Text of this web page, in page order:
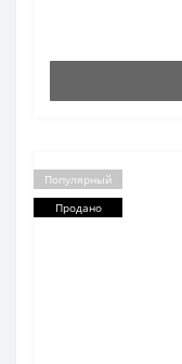
Популярный
Продано